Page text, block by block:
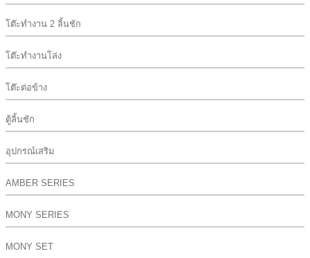
โต๊ะทำงาน 2 ลิ้นชัก
โต๊ะทำงานโล่ง
โต๊ะต่อข้าง
ตู้ลิ้นชัก
อุปกรณ์เสริม
AMBER SERIES
MONY SERIES
MONY SET